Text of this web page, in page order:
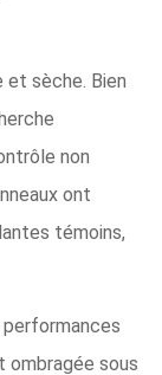
et sèche. Bien
non
ont
témoins,
performances
ombragée sous